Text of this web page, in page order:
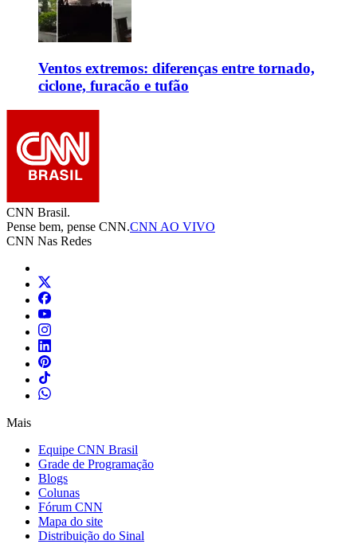
Ventos extremos: diferenças entre tornado,
ciclone, furacão e tufão
CNN Brasil.
Pense bem, pense CNN.CNN AO VIVO
CNN Nas Redes
Mais
Equipe CNN Brasil
Grade de Programação
Blogs
Colunas
Fórum CNN
Mapa do site
Distribuição do Sinal